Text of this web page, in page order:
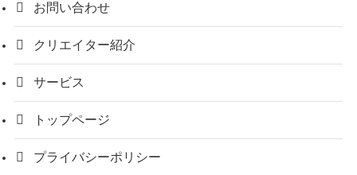
お問い合わせ
クリエイター紹介
サービス
トップページ
プライバシーポリシー